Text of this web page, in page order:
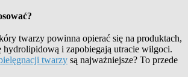
twarzy powinna opierać się na produktach,
hydrolipidową i zapobiegają utracie wilgoci.
twarzy są najważniejsze? To przede